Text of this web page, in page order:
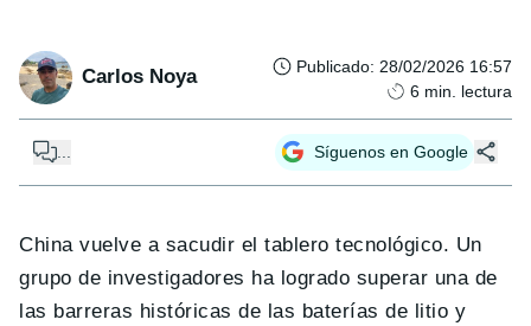
Carlos Noya Publicado: 28/02/2026 16:57
6 min. lectura
Síguenos en Google
China vuelve a sacudir el tablero tecnológico. Un
grupo de investigadores ha logrado superar una de
las barreras históricas de las baterías de litio y